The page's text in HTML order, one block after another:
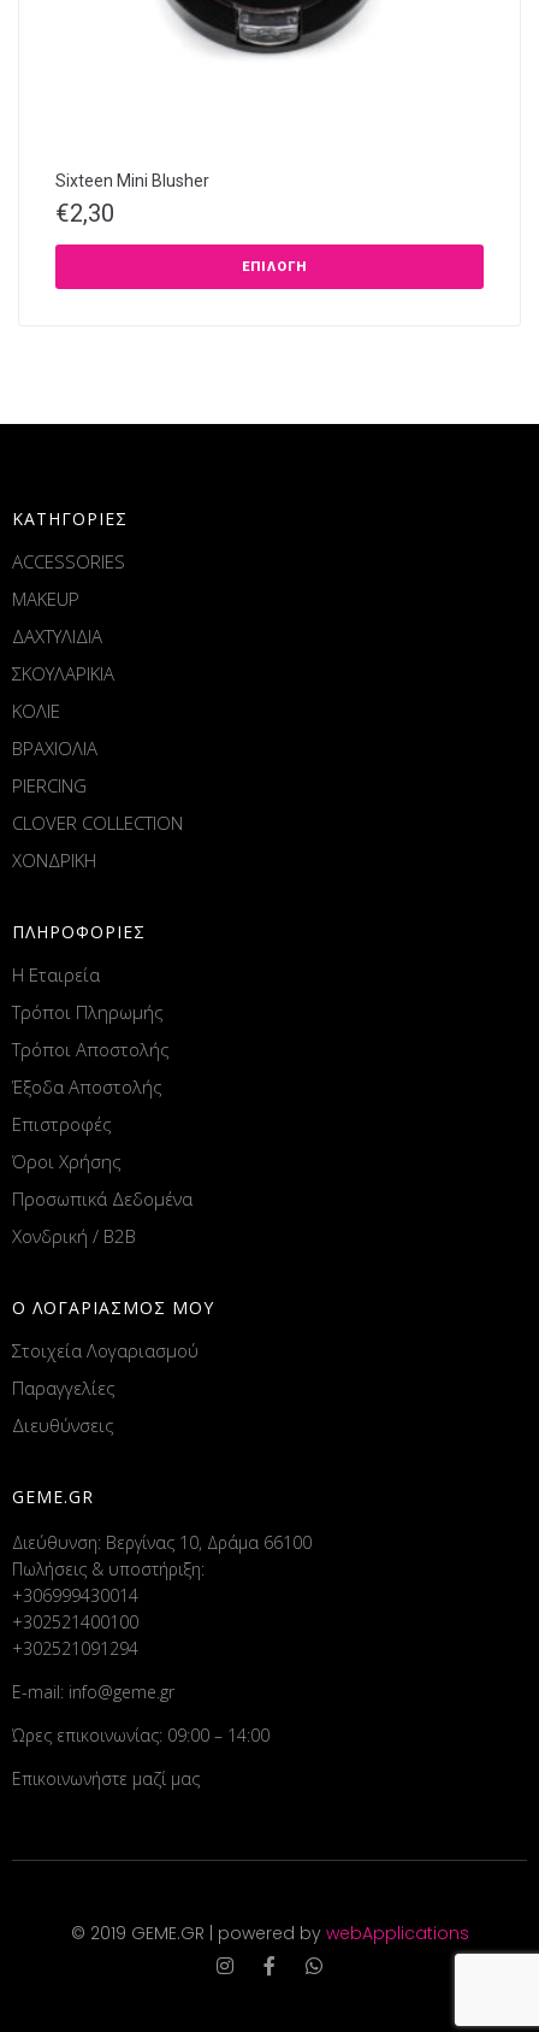
Sixteen Mini Blusher
€2,30
ΕΠΙΛΟΓΉ
ΚΑΤΗΓΟΡΙΕΣ
ACCESSORIES
MAKEUP
ΔΑΧΤΥΛΙΔΙΑ
ΣΚΟΥΛΑΡΙΚΙΑ
ΚΟΛΙΕ
ΒΡΑΧΙΟΛΙΑ
PIERCING
CLOVER COLLECTION
ΧΟΝΔΡΙΚΗ
ΠΛΗΡΟΦΟΡΙΕΣ
Η Εταιρεία
Τρόποι Πληρωμής
Τρόποι Αποστολής
Έξοδα Αποστολής
Επιστροφές
Όροι Χρήσης
Προσωπικά Δεδομένα
Χονδρική / B2B
Ο ΛΟΓΑΡΙΑΣΜΟΣ ΜΟΥ
Στοιχεία Λογαριασμού
Παραγγελίες
Διευθύνσεις
GEME.GR
Διεύθυνση: Βεργίνας 10, Δράμα 66100
Πωλήσεις & υποστήριξη:
+306999430014
+302521400100
+302521091294
E-mail: info@geme.gr
Ώρες επικοινωνίας: 09:00 – 14:00
Επικοινωνήστε μαζί μας
© 2019 GEME.GR | powered by webApplications